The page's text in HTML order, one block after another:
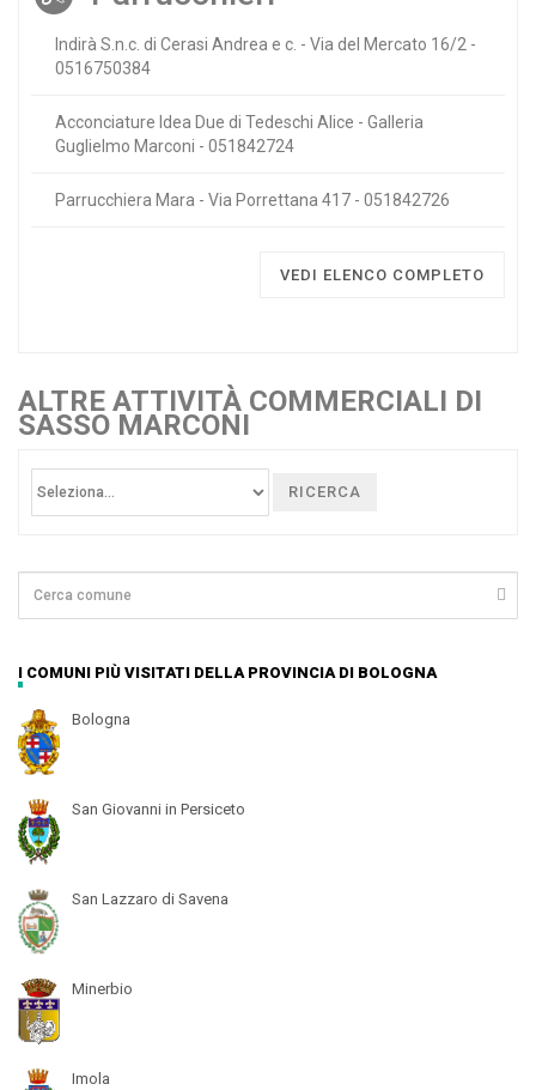
Indirà S.n.c. di Cerasi Andrea e c. - Via del Mercato 16/2 -
0516750384
Acconciature Idea Due di Tedeschi Alice - Galleria
Guglielmo Marconi - 051842724
Parrucchiera Mara - Via Porrettana 417 - 051842726
VEDI ELENCO COMPLETO
ALTRE ATTIVITÀ COMMERCIALI DI
SASSO MARCONI
RICERCA
I COMUNI PIÙ VISITATI DELLA PROVINCIA DI BOLOGNA
Bologna
San Giovanni in Persiceto
San Lazzaro di Savena
Minerbio
Imola